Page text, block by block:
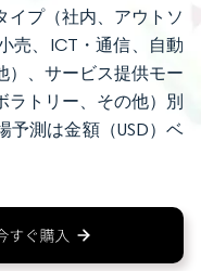
イプ（社内、アウトソ
売、ICT・通信、自動
）、サービス提供モー
ラトリー、その他）別
予測は金額（USD）ベ